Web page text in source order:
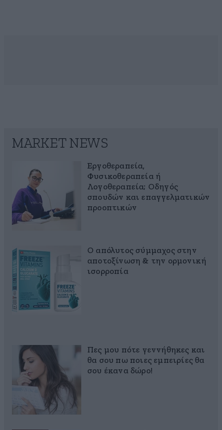
MARKET NEWS
Εργοθεραπεία,
Φυσικοθεραπεία ή
Λογοθεραπεία; Οδηγός
σπουδών και επαγγελματικών
προοπτικών
Ο απόλυτος σύμμαχος στην
αποτοξίνωση & την ορμονική
ισορροπία
Πες μου πότε γεννήθηκες και
θα σου πω ποιες εμπειρίες θα
σου έκανα δώρο!